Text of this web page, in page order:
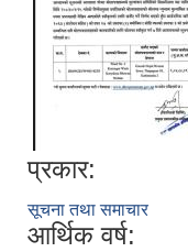
प्रकार:
सूचना तथा समाचार
आर्थिक वर्ष: